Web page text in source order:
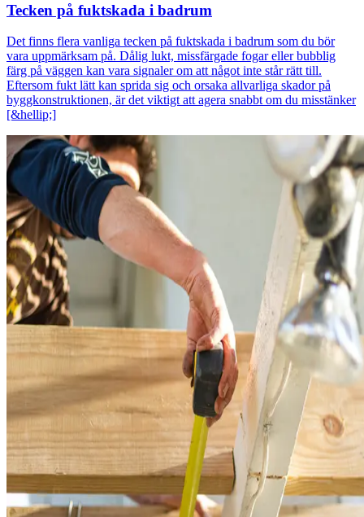
Tecken på fuktskada i badrum
Det finns flera vanliga tecken på fuktskada i badrum som du bör
vara uppmärksam på. Dålig lukt, missfärgade fogar eller bubblig
färg på väggen kan vara signaler om att något inte står rätt till.
Eftersom fukt lätt kan sprida sig och orsaka allvarliga skador på
byggkonstruktionen, är det viktigt att agera snabbt om du misstänker
[&hellip;]